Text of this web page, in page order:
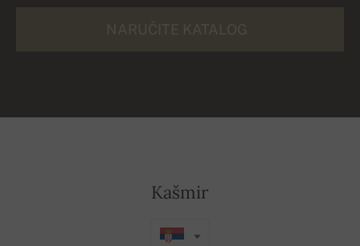
Kašmir